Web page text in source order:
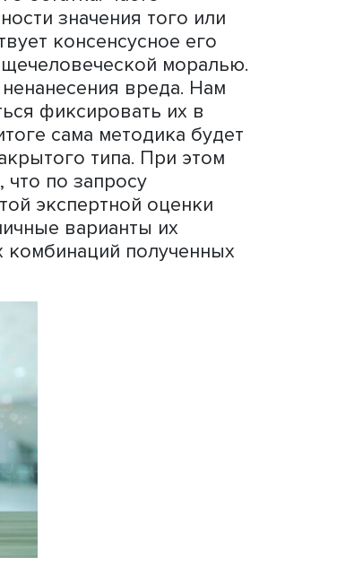
был, конечно, соблазн
в том числе
ее идеи) на этичность. Однако
алгоритмизация такой оценки
эксперта,
компетенциями и
интерпретации полученных
ценности крайне
что чаще всего и
упоминании того или иного
по поводу его толкования.
исследования.
процедур, связанных с
наложением их друг на
сухого остатка. Часто
ясности значения того или
консенсусное его
и общечеловеческой моралью.
ненанесения вреда. Нам
фиксировать их в
В итоге сама методика будет